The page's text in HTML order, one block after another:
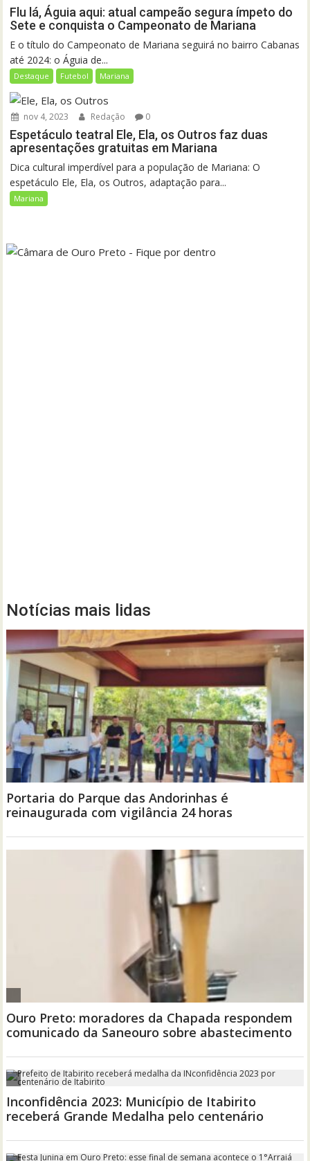
Flu lá, Águia aqui: atual campeão segura ímpeto do
Sete e conquista o Campeonato de Mariana
E o título do Campeonato de Mariana seguirá no bairro Cabanas
até 2024: o Águia de...
Destaque Futebol Mariana
nov 4, 2023 Redação 0
Espetáculo teatral Ele, Ela, os Outros faz duas
apresentações gratuitas em Mariana
Dica cultural imperdível para a população de Mariana: O
espetáculo Ele, Ela, os Outros, adaptação para...
Mariana
Notícias mais lidas